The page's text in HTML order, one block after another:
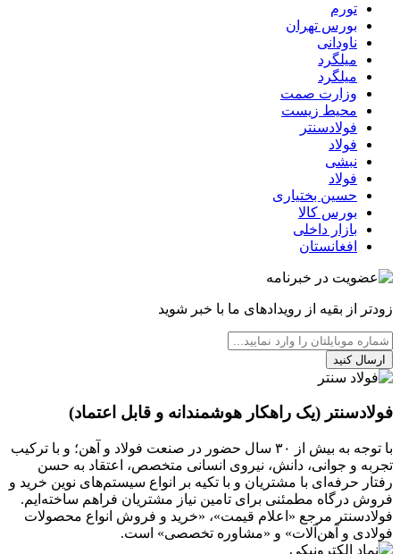
تورم
بورس تهران
ناودانی
میلگرد
میلگرد
وزارت صمت
محیط زیست
فولادسنتر
فولاد
نبشی
فولاد
حسین بختیاری
بورس کالا
بازار داخلی
افغانستان
زودتر از بقیه از رویدادهای ما با خبر شوید
ارسال کنید
فولادسنتر (یک راهکار هوشمندانه و قابل اعتماد)
با توجه به بیش از ۳۰ سال حضور در صنعت فولاد و آهن؛ و با ترکیب
تجربه و جوانی، دانش، نیروی انسانی متخصص، اعتقاد به حسن
رفتار حرفه‌ای با مشتریان و با تکیه بر انواع سیستم‌های نوین خرید و
فروش درگاه مطمئنی برای تامین نیاز مشتریان فراهم ساخته‌ایم.
فولادسنتر مرجع «اعلام قیمت»، «خرید و فروش انواع محصولات
فولادی و آهن‌آلات» و «مشاوره تخصصی» است.